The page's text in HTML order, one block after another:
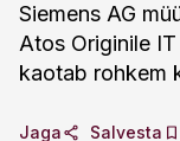
Siemens AG
Atos Originile
kaotab rohkem
Jaga Salvesta